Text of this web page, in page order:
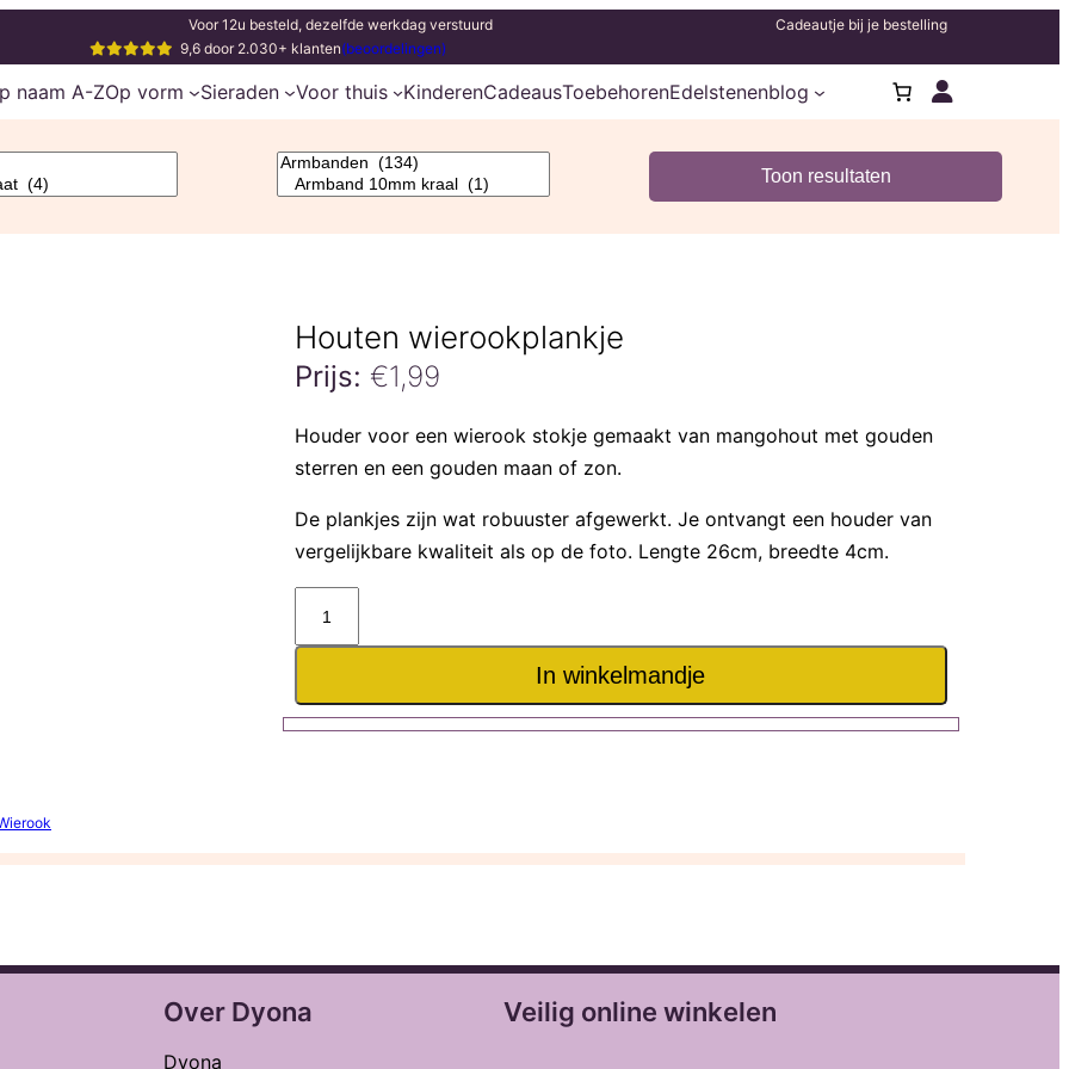
Voor 12u besteld, dezelfde werkdag verstuurd
Cadeautje bij je bestelling
9,6 door 2.030+ klanten(beoordelingen)
naam A-ZOp vorm Sieraden Voor thuis KinderenCadeausToebehorenEdelstenenblog
Houten wierookplankje
Prijs: €1,99
In winkelmandje
Houder voor een wierook stokje gemaakt van mangohout met gouden
sterren en een gouden maan of zon.
De plankjes zijn wat robuuster afgewerkt. Je ontvangt een houder van
vergelijkbare kwaliteit als op de foto. Lengte 26cm, breedte 4cm.
Over Dyona
Dyona
Veilig online winkelen